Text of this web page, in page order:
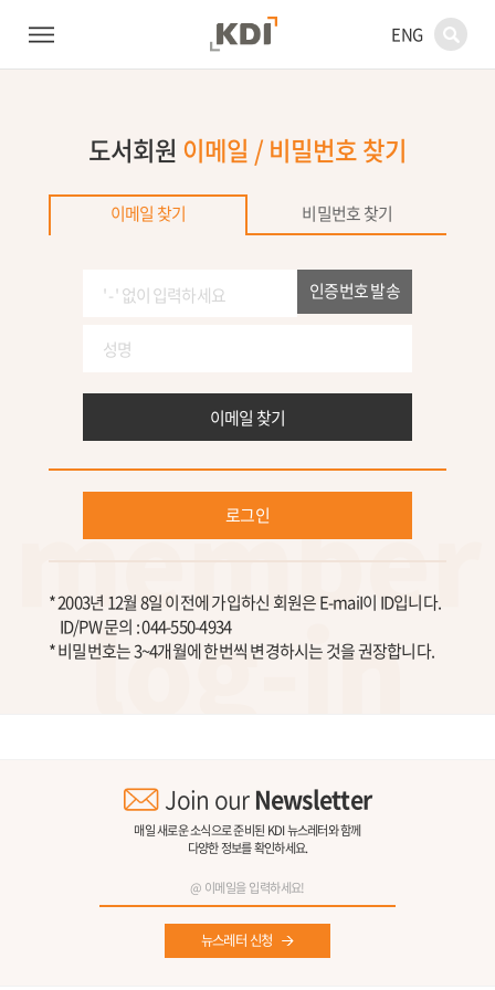
ENG
도서회원 이메일 / 비밀번호 찾기
이메일 찾기 비밀번호 찾기
인증번호 발송
이메일 찾기
로그인
* 2003년 12월 8일 이전에 가입하신 회원은 E-maiI이 ID입니다.
ID/PW 문의 : 044-550-4934
* 비밀번호는 3~4개월에 한번씩 변경하시는 것을 권장합니다.
Join ourNewsletter
매일 새로운 소식으로 준비된 KDI 뉴스레터와 함께
다양한 정보를 확인하세요.
뉴스레터 신청